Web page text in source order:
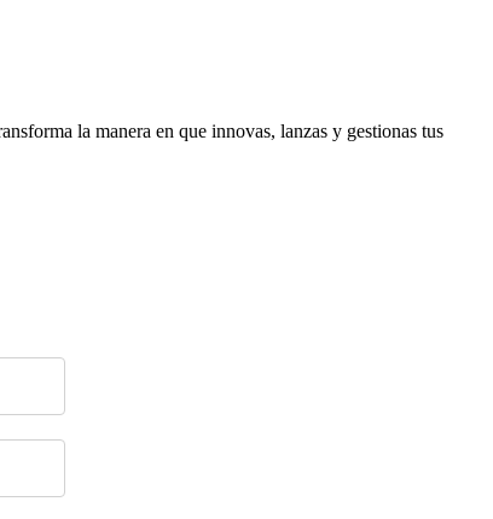
la manera en que innovas, lanzas y gestionas tus